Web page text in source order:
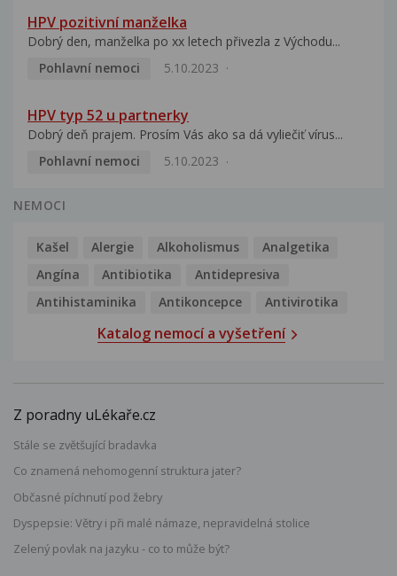
HPV pozitivní manželka
Dobrý den, manželka po xx letech přivezla z Východu...
Pohlavní nemoci
5.10.2023
HPV typ 52 u partnerky
Dobrý deň prajem. Prosím Vás ako sa dá vyliečiť vírus...
Pohlavní nemoci
5.10.2023
NEMOCI
Kašel Alergie Alkoholismus
Analgetika
Angína
Antibiotika
Antidepresiva
Antihistaminika
Antikoncepce Antivirotika
Katalog nemocí a vyšetření
Z poradny uLékaře.cz
Stále se zvětšující bradavka
Co znamená nehomogenní struktura jater?
Občasné píchnutí pod žebry
Dyspepsie: Větry i při malé námaze, nepravidelná stolice
Zelený povlak na jazyku - co to může být?